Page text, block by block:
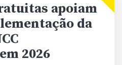
apoiam
da
2026